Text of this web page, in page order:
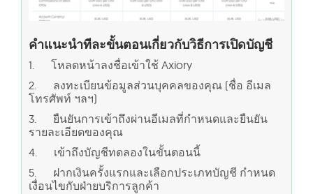
คำแนะนำทีละขั้นตอนเกี่ยวกับวิธีการเปิดบัญชี
1. โหลดหน้าลงชื่อเข้าใช้ Axiory
2. ลงทะเบียนข้อมูลส่วนบุคคลของคุณ (ชื่อ อีเมล
โทรศัพท์ ฯลฯ)
3. ยืนยันการเข้าถึงผ่านอีเมลที่กำหนดและยืนยัน
รายละเอียดของคุณ
4. เข้าถึงบัญชีทดลองในขั้นตอนนี้
5. ฝากเงินครั้งแรกและเลือกประเภทบัญชี กำหนด
เงื่อนไขกับฝ่ายบริการลูกค้า